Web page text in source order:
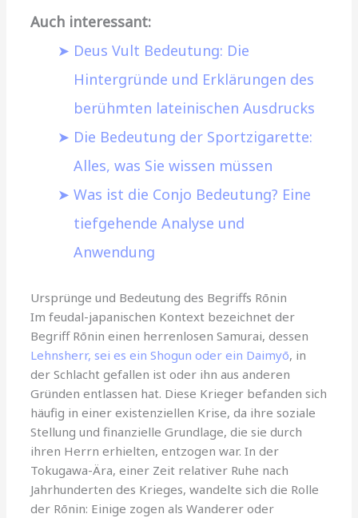
Auch interessant:
Deus Vult Bedeutung: Die
Hintergründe und Erklärungen des
berühmten lateinischen Ausdrucks
Die Bedeutung der Sportzigarette:
Alles, was Sie wissen müssen
Was ist die Conjo Bedeutung? Eine
tiefgehende Analyse und
Anwendung
Ursprünge und Bedeutung des Begriffs Rōnin
Im feudal-japanischen Kontext bezeichnet der
Begriff Rōnin einen herrenlosen Samurai, dessen
Lehnsherr, sei es ein Shogun oder ein Daimyō, in
der Schlacht gefallen ist oder ihn aus anderen
Gründen entlassen hat. Diese Krieger befanden sich
häufig in einer existenziellen Krise, da ihre soziale
Stellung und finanzielle Grundlage, die sie durch
ihren Herrn erhielten, entzogen war. In der
Tokugawa-Ära, einer Zeit relativer Ruhe nach
Jahrhunderten des Krieges, wandelte sich die Rolle
der Rōnin: Einige zogen als Wanderer oder